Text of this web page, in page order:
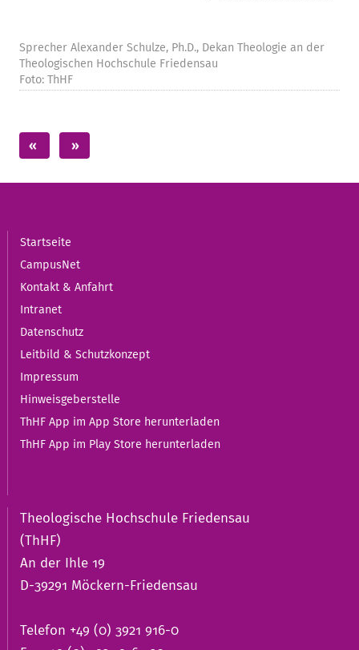
Sprecher Alexander Schulze, Ph.D., Dekan Theologie an der
Theologischen Hochschule Friedensau
Foto: ThHF
Startseite
CampusNet
Kontakt & Anfahrt
Intranet
Datenschutz
Leitbild & Schutzkonzept
Impressum
Hinweisgeberstelle
ThHF App im App Store herunterladen
ThHF App im Play Store herunterladen
Theologische Hochschule Friedensau
(ThHF)
An der Ihle 19
D-39291 Möckern-Friedensau
Telefon +49 (0) 3921 916-0